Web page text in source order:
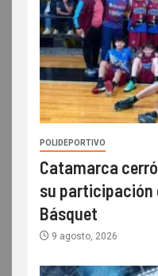
POLIDEPORTIVO
Catamarca
su participación
Básquet
9 agosto, 2026